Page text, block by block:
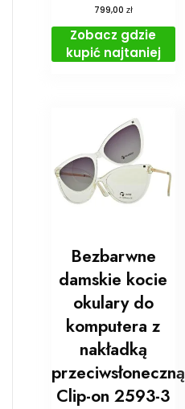
799,00 zł
Zobacz gdzie
kupić najtaniej
Bezbarwne
damskie kocie
okulary do
komputera z
nakładką
przeciwsłoneczną
Clip-on 2593-3